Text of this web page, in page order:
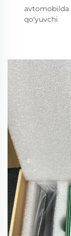
avtomobilda
qo'yuvchi